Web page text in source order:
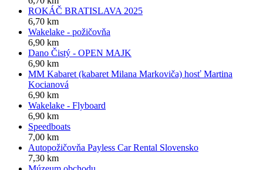
ROKÁČ BRATISLAVA 2025
6,70 km
Wakelake - požičovňa
6,90 km
Dano Čistý - OPEN MAJK
6,90 km
MM Kabaret (kabaret Milana Markoviča) hosť Martina
Kocianová
6,90 km
Wakelake - Flyboard
6,90 km
Speedboats
7,00 km
Autopožičovňa Payless Car Rental Slovensko
7,30 km